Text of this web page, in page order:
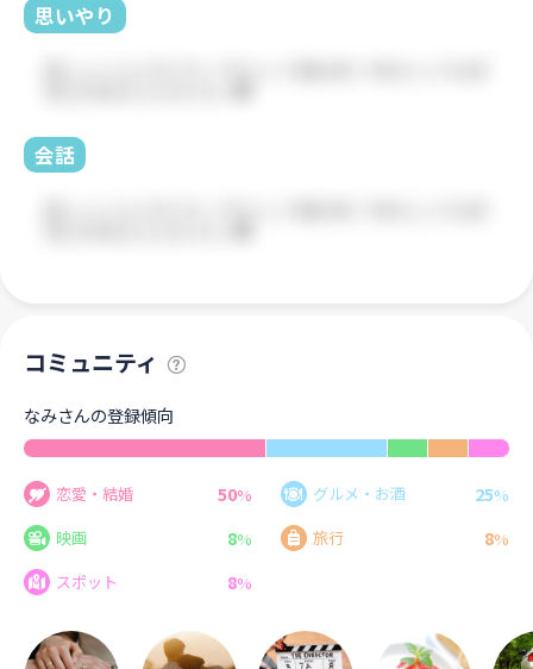
思いやり
会話
コミュニティ
なみさんの登録傾向
恋愛・結婚 50% グルメ・お酒 25%
映画
8% 旅行 8%
スポット
8%